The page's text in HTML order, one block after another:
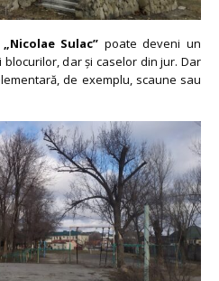
Sulac” poate deveni un
dar și caselor din jur. Dar
de exemplu, scaune sau